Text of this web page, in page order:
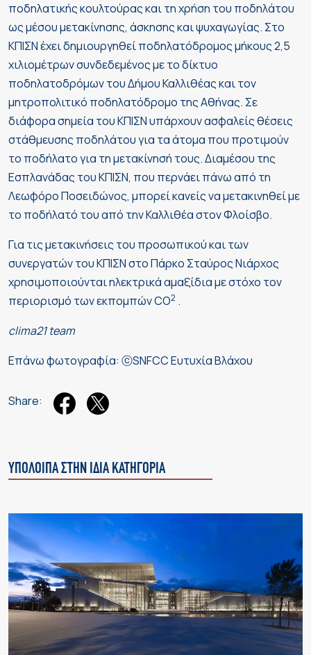
ποδηλατικής κουλτούρας και τη χρήση του ποδηλάτου
ως μέσου μετακίνησης, άσκησης και ψυχαγωγίας. Στο
ΚΠΙΣΝ έχει δημιουργηθεί ποδηλατόδρομος μήκους 2,5
χιλιομέτρων συνδεδεμένος με το δίκτυο
ποδηλατοδρόμων του Δήμου Καλλιθέας και τον
μητροπολιτικό ποδηλατόδρομο της Αθήνας. Σε
διάφορα σημεία του ΚΠΙΣΝ υπάρχουν ασφαλείς θέσεις
στάθμευσης ποδηλάτου για τα άτομα που προτιμούν
το ποδήλατο για τη μετακίνησή τους. Διαμέσου της
Εσπλανάδας του ΚΠΙΣΝ, που περνάει πάνω από τη
Λεωφόρο Ποσειδώνος, μπορεί κανείς να μετακινηθεί με
το ποδήλατό του από την Καλλιθέα στον Φλοίσβο.
Για τις μετακινήσεις του προσωπικού και των
συνεργατών του ΚΠΙΣΝ στο Πάρκο Σταύρος Νιάρχος
χρησιμοποιούνται ηλεκτρικά αμαξίδια με στόχο τον
περιορισμό των εκπομπών CO2 .
clima21 team
Επάνω φωτογραφία: ⓒSNFCC Ευτυχία Βλάχου
Share:
ΥΠΟΛΟΙΠΑ ΣΤΗΝ ΙΔΙΑ ΚΑΤΗΓΟΡΙΑ